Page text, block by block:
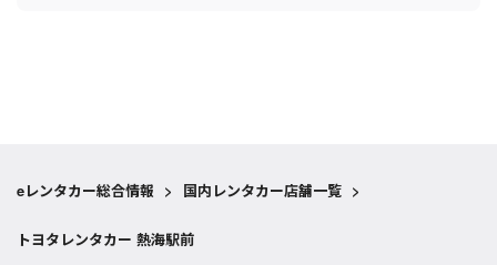
eレンタカー総合情報 > 国内レンタカー店舗一覧 >
トヨタレンタカー 熱海駅前